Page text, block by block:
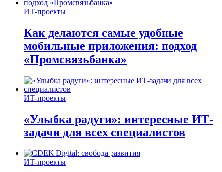
ИТ-проекты
Как делаются самые удобные
мобильные приложения: подход
«Промсвязьбанка»
ИТ-проекты
«Улыбка радуги»: интересные ИТ-
задачи для всех специалистов
ИТ-проекты